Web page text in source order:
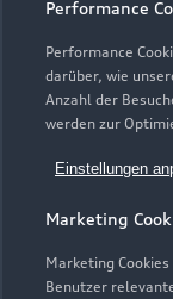
Performance
Performance
darüber, wie
Anzahl der
werden zur
Einstellungen
Marketing
Marketing
Benutzer
Verträge
Newsletter
Digital Services
Die direkten und
gemeinsamen
verschiedene
Bankleistungen
Leasingleistungen